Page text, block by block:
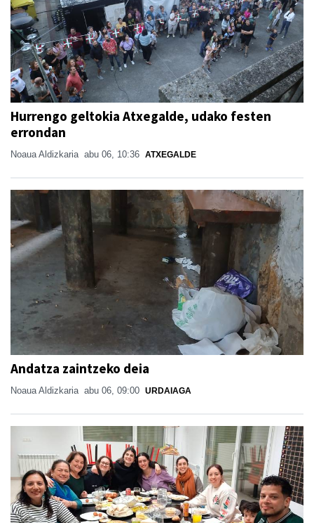
Hurrengo geltokia Atxegalde, udako festen
errondan
Noaua Aldizkaria abu 06, 10:36 ATXEGALDE
Andatza zaintzeko deia
Noaua Aldizkaria abu 06, 09:00 URDAIAGA